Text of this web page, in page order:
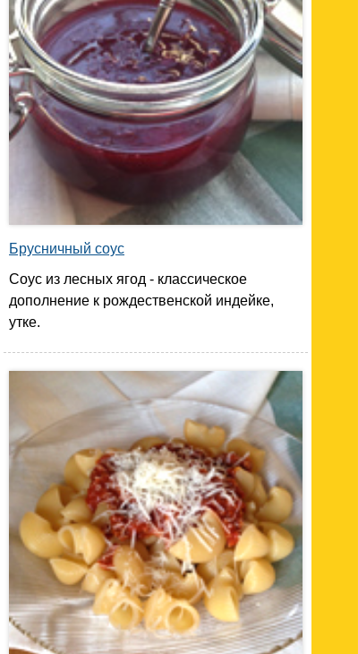
Брусничный соус
Соус из лесных ягод - классическое
дополнение к рождественской индейке,
утке.